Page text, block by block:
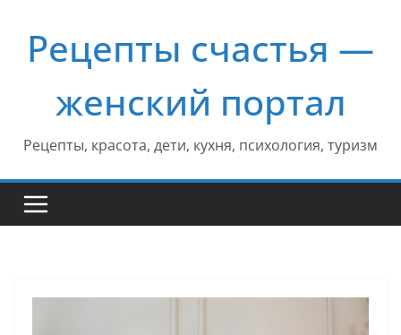
содержимому
Рецепты счастья —
женский портал
Рецепты, красота, дети, кухня, психология, туризм